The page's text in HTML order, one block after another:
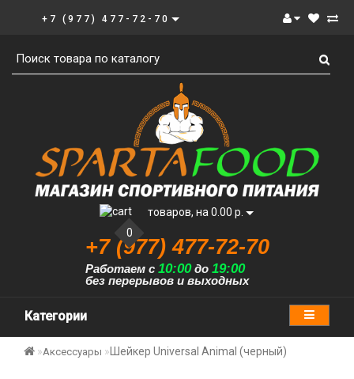
+7 (977) 477-72-70
0
товаров, на 0.00 р.
+7 (977) 477-72-70
Работаем с 10:00до 19:00
без перерывов и выходных
Категории
Аксессуары Шейкер Universal Animal (черный)